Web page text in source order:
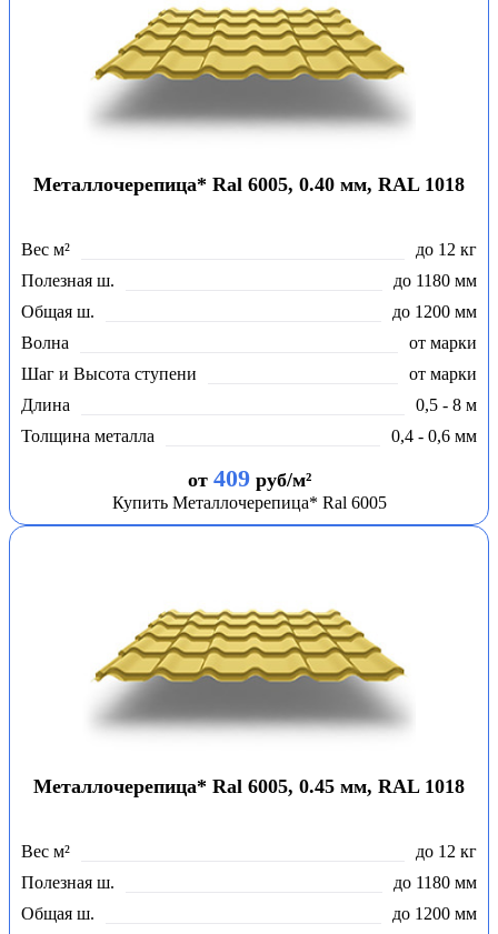
Металлочерепица* Ral 6005, 0.40 мм, RAL 1018
Вес м²
до 12 кг
Полезная ш.
до 1180 мм
Общая ш.
до 1200 мм
Волна
от марки
Шаг и Высота ступени
от марки
Длина
0,5 - 8 м
Толщина металла
0,4 - 0,6 мм
от 409руб/м²
Купить Металлочерепица* Ral 6005
Металлочерепица* Ral 6005, 0.45 мм, RAL 1018
Вес м²
до 12 кг
Полезная ш.
до 1180 мм
Общая ш.
до 1200 мм